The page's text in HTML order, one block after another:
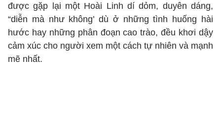
được gặp lại một Hoài Linh dí dỏm, duyên dáng,
“diễn mà như không’ dù ở những tình huống hài
hước hay những phân đoạn cao trào, đều khơi dậy
cảm xúc cho người xem một cách tự nhiên và mạnh
mẽ nhất.